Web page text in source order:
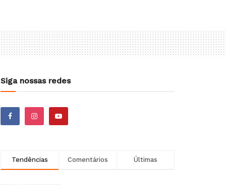
Siga nossas redes
Tendências Comentários Últimas